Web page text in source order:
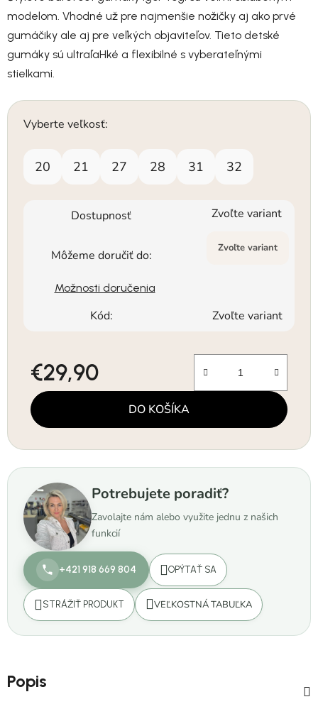
modelom. Vhodné už pre najmenšie nožičky aj ako prvé
gumáčiky ale aj pre veľkých objaviteľov. Tieto detské
gumáky sú ultraľaHké a flexibilné s vyberateľnými
stielkami.
Vyberte veľkosť:
20 21 27 28 31 32
Dostupnosť Zvoľte variant
Môžeme doručiť do: Zvoľte variant
Možnosti doručenia
Kód: Zvoľte variant
€29,90
Jednotková cena:
DO KOŠÍKA
Potrebujete poradiť?
Zavolajte nám alebo využite jednu z našich
funkcií
+421 918 669 804 OPÝTAŤ SA
STRÁŽIŤ PRODUKT VEĽKOSTNÁ TABUĽKA
Popis